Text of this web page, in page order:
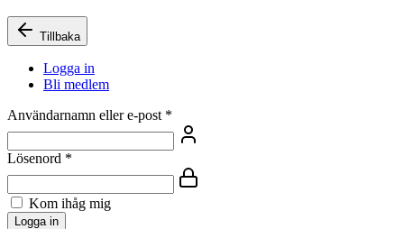
Tillbaka
Logga in
Bli medlem
Användarnamn eller e-post *
Lösenord *
Kom ihåg mig
Logga in